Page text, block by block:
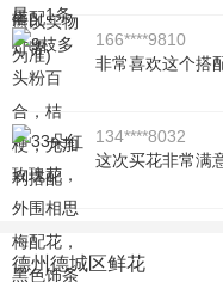
166****9810
非常喜欢这个搭
134****8032
这次买花非常满
德州德城区鲜花